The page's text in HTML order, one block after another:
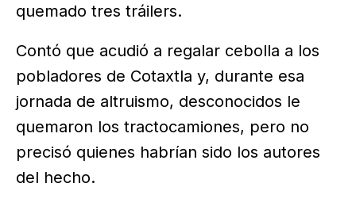
quemado tres tráilers.
Contó que acudió a regalar cebolla a los
pobladores de Cotaxtla y, durante esa
jornada de altruismo, desconocidos le
quemaron los tractocamiones, pero no
precisó quienes habrían sido los autores
del hecho.